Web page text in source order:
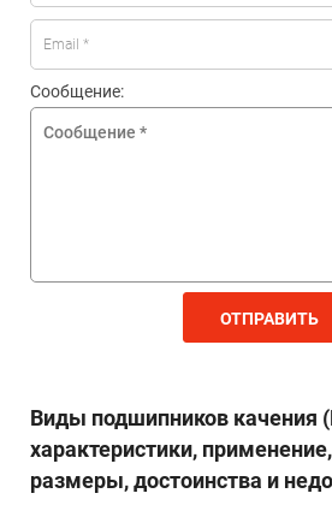
Виды подшипников качения
характеристики,
размеры, достоинства и
Сообщение:
ОТПРАВИТЬ